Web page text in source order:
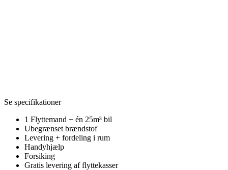
Se specifikationer
1 Flyttemand + én 25m³ bil
Ubegrænset brændstof
Levering + fordeling i rum
Handyhjælp
Forsiking
Gratis levering af flyttekasser